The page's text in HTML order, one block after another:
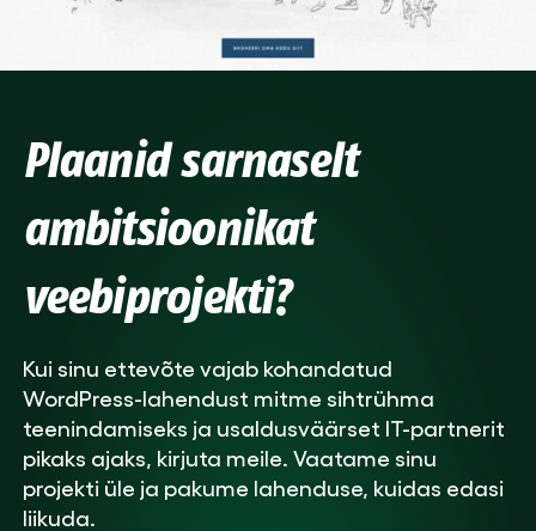
Plaanid sarnaselt
ambitsioonikat
veebiprojekti?
Kui sinu ettevõte vajab kohandatud
WordPress-lahendust mitme sihtrühma
teenindamiseks ja usaldusväärset IT-partnerit
pikaks ajaks, kirjuta meile. Vaatame sinu
projekti üle ja pakume lahenduse, kuidas edasi
liikuda.